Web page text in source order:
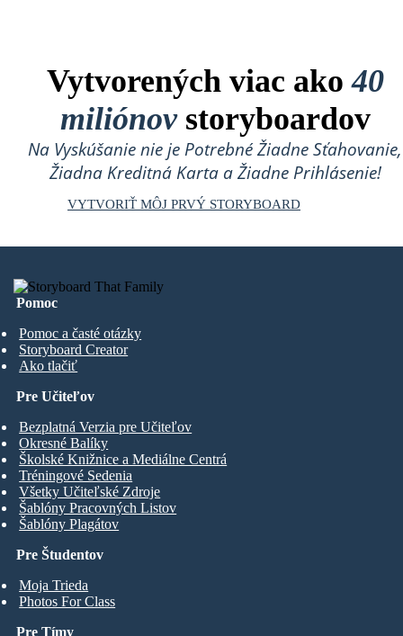
Vytvorených viac ako40
miliónovstoryboardov
Na Vyskúšanie nie je Potrebné Žiadne Sťahovanie,
Žiadna Kreditná Karta a Žiadne Prihlásenie!
VYTVORIŤ MÔJ PRVÝ STORYBOARD
Pomoc
Pomoc a časté otázky
Storyboard Creator
Ako tlačiť
Pre Študentov
Moja Trieda
Photos For Class
Pre Učiteľov
Bezplatná Verzia pre Učiteľov
Okresné Balíky
Školské Knižnice a Mediálne Centrá
Tréningové Sedenia
Všetky Učiteľské Zdroje
Šablóny Pracovných Listov
Šablóny Plagátov
Pre Tímy